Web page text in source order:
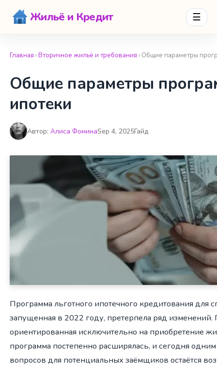
Жильё и Кредит ☰
Главная ›Вторичное жильё и требования › Общие параметры
Общие параметры
ипотеки
Автор: Алиса ФоминаSep 4, 2025Гайд
Программа льготного ипотечного кредитования для
запущенная в 2022 году, претерпела ряд изменений.
ориентированная исключительно на приобретение
программа постепенно расширялась, и сегодня
вопросов для потенциальных заёмщиков остаётся